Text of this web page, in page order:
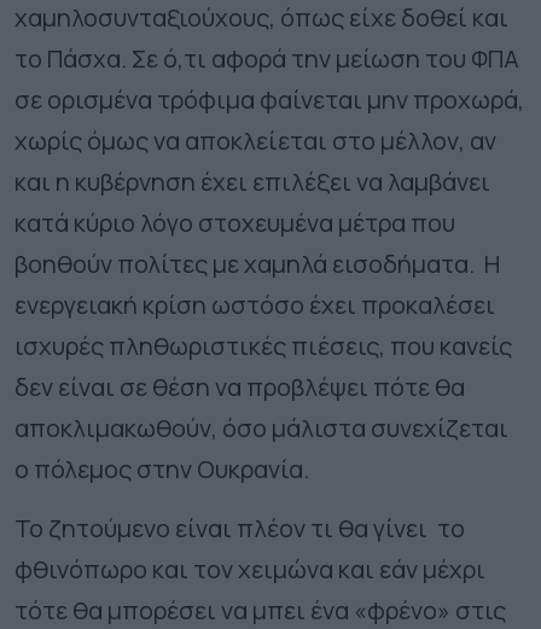
χαμηλοσυνταξιούχους, όπως είχε δοθεί και
το Πάσχα. Σε ό,τι αφορά την μείωση του ΦΠΑ
σε ορισμένα τρόφιμα φαίνεται μην προχωρά,
χωρίς όμως να αποκλείεται στο μέλλον, αν
και η κυβέρνηση έχει επιλέξει να λαμβάνει
κατά κύριο λόγο στοχευμένα μέτρα που
βοηθούν πολίτες με χαμηλά εισοδήματα. Η
ενεργειακή κρίση ωστόσο έχει προκαλέσει
ισχυρές πληθωριστικές πιέσεις, που κανείς
δεν είναι σε θέση να προβλέψει πότε θα
αποκλιμακωθούν, όσο μάλιστα συνεχίζεται
ο πόλεμος στην Ουκρανία.
Το ζητούμενο είναι πλέον τι θα γίνει το
φθινόπωρο και τον χειμώνα και εάν μέχρι
τότε θα μπορέσει να μπει ένα «φρένο» στις